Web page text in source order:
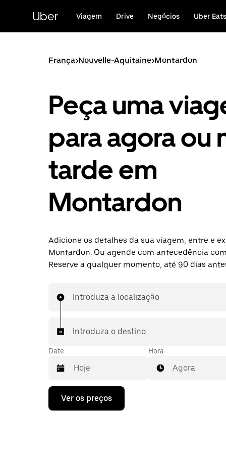
conteúdo
Uber Viagem Drive Negócios Uber Eats
França>Nouvelle-Aquitaine>Montardon
Peça uma
para agora ou
tarde em
Montardon
Adicione os detalhes da sua viagem, entre e
Montardon. Ou agende com antecedência
Reserve a qualquer momento, até 90 dias
Introduza a localização
Introduza o destino
Date
Prima
tecla
Hora
Agora
Ver os preços